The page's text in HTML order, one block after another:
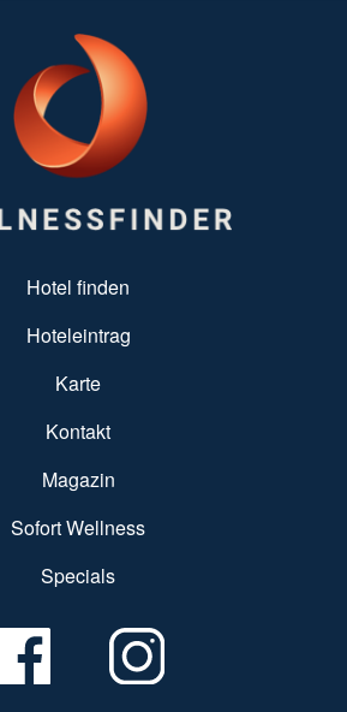
Hotel finden
Hoteleintrag
Karte
Kontakt
Magazin
Sofort Wellness
Specials